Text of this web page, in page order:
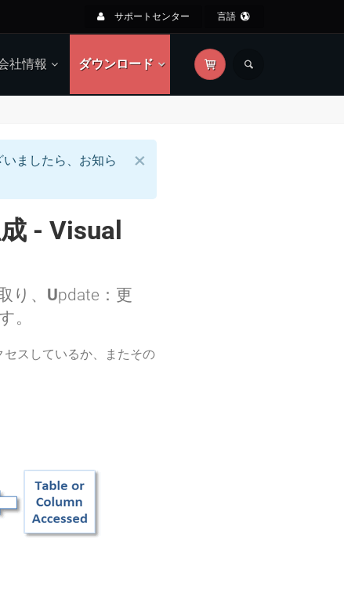
サポートセンター 言語
社情報 ダウンロード
×
ましたら、お知ら
- Visual
り、 Update：更
。
スしているか、またその